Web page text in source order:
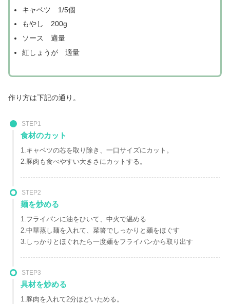
キャベツ 1/5個
もやし 200g
ソース 適量
紅しょうが 適量
作り方は下記の通り。
STEP1
食材のカット
1.キャベツの芯を取り除き、一口サイズにカット。
2.豚肉も食べやすい大きさにカットする。
STEP2
麺を炒める
1.フライパンに油をひいて、中火で温める
2.中華蒸し麺を入れて、菜箸でしっかりと麺をほぐす
3.しっかりとほぐれたら一度麺をフライパンから取り出す
STEP3
具材を炒める
1.豚肉を入れて2分ほどいためる。